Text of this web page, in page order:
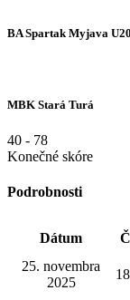
BA Spartak Myjava
MBK Stará Turá
40 - 78
Konečné skóre
Podrobnosti
Dátum
25. novembra
2025